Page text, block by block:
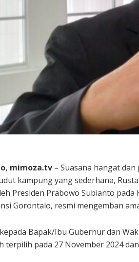
mimoza.tv – Suasana hangat
kampung yang sederhana,
Presiden Prabowo Subianto
Gorontalo, resmi mengemban
Bapak/Ibu Gubernur dan
terpilih pada 27 November 2024